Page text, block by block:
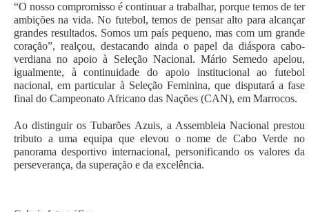
“O nosso compromisso é continuar a trabalhar, porque temos de ter
ambições na vida. No futebol, temos de pensar alto para alcançar
grandes resultados. Somos um país pequeno, mas com um grande
coração”, realçou, destacando ainda o papel da diáspora cabo-
verdiana no apoio à Seleção Nacional. Mário Semedo apelou,
igualmente, à continuidade do apoio institucional ao futebol
nacional, em particular à Seleção Feminina, que disputará a fase
final do Campeonato Africano das Nações (CAN), em Marrocos.
Ao distinguir os Tubarões Azuis, a Assembleia Nacional prestou
tributo a uma equipa que elevou o nome de Cabo Verde no
panorama desportivo internacional, personificando os valores da
perseverança, da superação e da excelência.